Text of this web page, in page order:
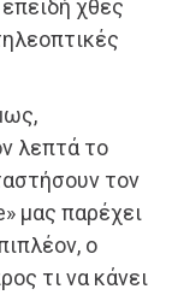
χθες
λεπτά το
τον
μας παρέχει
ο
τι να κάνει